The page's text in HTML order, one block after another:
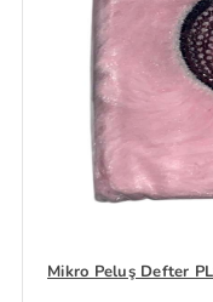
Mikro Peluş Defter